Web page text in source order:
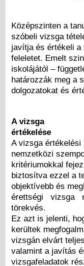
Középszinten a
szóbeli vizsga
javítja és értékeli
feleletet. Emelt
iskolájától –
határozzák meg a
dolgozatokat és
A vizsga
értékelése
A vizsga értékelési
nemzetközi
kritériumokkal
biztosítva ezzel a
objektívebb és
érettségi vizsga
törekvés.
Ez azt is jelenti,
kerültek
vizsgán elvárt
valamint a javítás
vizsgafeladatok